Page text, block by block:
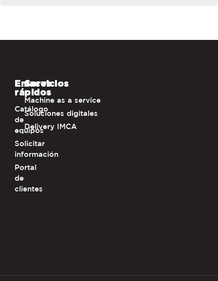
Enlaces
rápidos
Catálogo
de
equipos
Solicitar
información
Portal
de
clientes
Servicios
Machine as a service
Soluciones digitales
Delivery IMCA